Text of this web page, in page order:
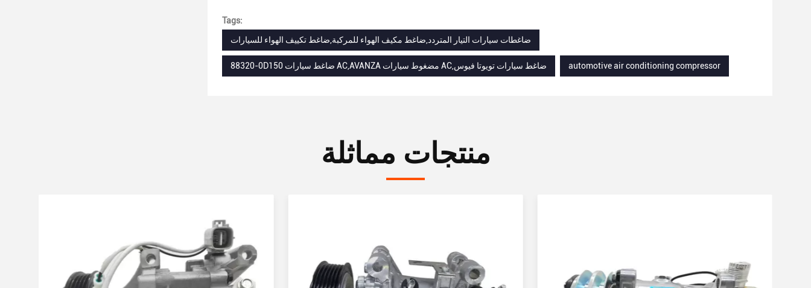
Tags:
ضاغطات سيارات التيار المتردد,ضاغط مكيف الهواء للمركبة,ضاغط تكييف الهواء للسيارات
88320-0D150 ضاغط سيارات AC,AVANZA مضغوط سيارات AC,ضاغط سيارات تويوتا فيوس automotive air conditioning compressor
منتجات مماثلة